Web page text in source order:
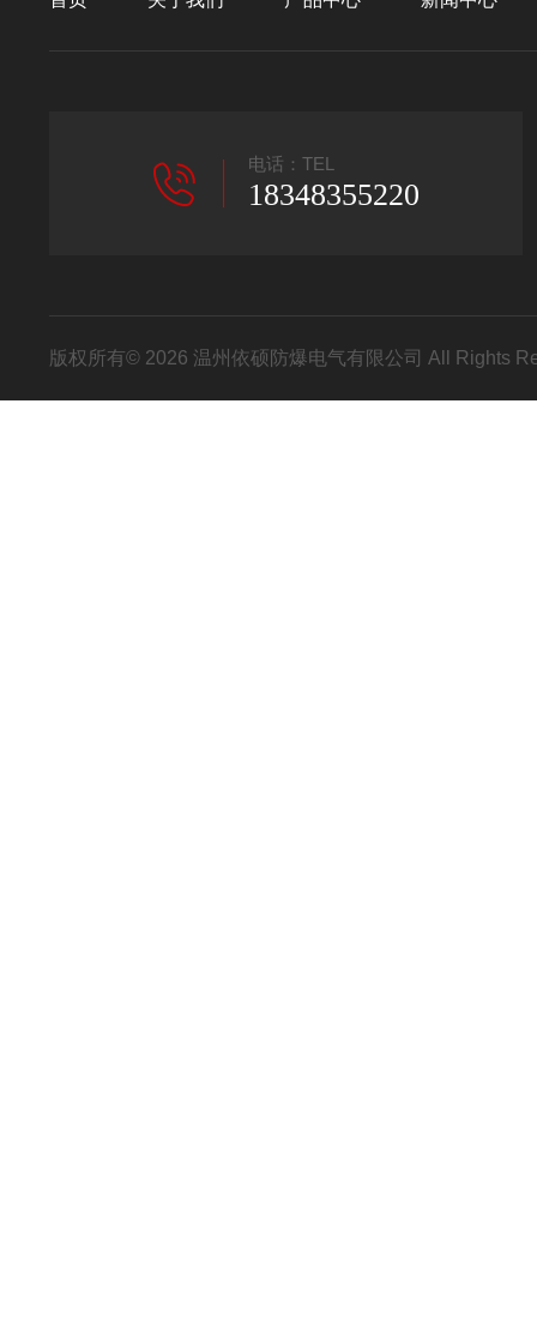
电话：TEL
18348355220
版权所有© 2026 温州依硕防爆电气有限公司 All Rights